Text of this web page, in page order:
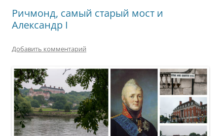
Ричмонд, самый старый мост и
Александр I
Добавить комментарий